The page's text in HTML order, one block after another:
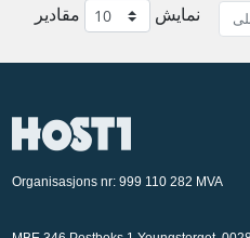
نمایش مقادیر
Organisasjons nr: 999 110 282 MVA